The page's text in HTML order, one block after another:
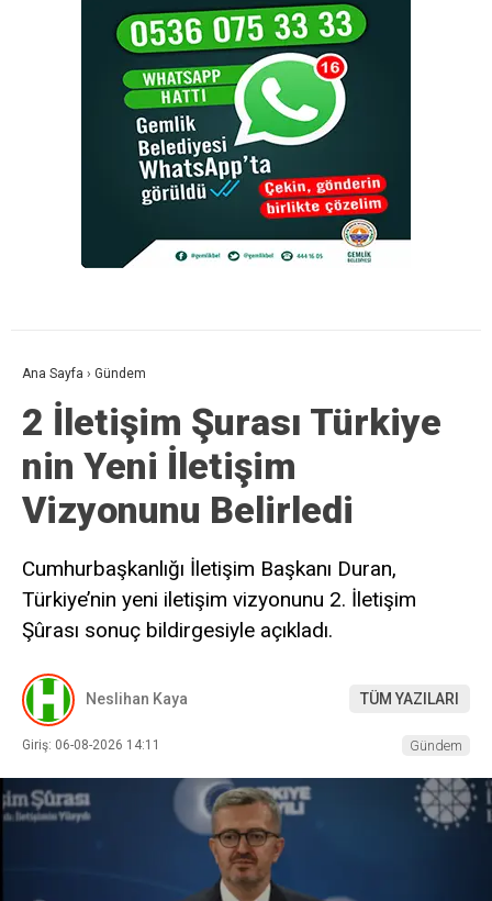
Ana Sayfa › Gündem
2 İletişim Şurası Türkiye
nin Yeni İletişim
Vizyonunu Belirledi
Cumhurbaşkanlığı İletişim Başkanı Duran,
Türkiye’nin yeni iletişim vizyonunu 2. İletişim
Şûrası sonuç bildirgesiyle açıkladı.
Neslihan Kaya TÜM YAZILARI
Giriş: 06-08-2026 14:11 Gündem